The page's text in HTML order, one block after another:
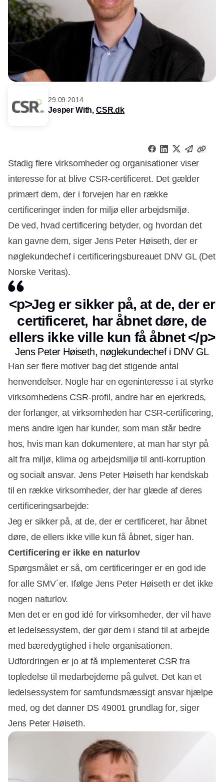
29.09.2014
Jesper With, CSR.dk
Stadig flere virksomheder og organisationer viser
interesse for at blive CSR-certificeret. Det gælder
primært dem, der i forvejen har en række
certificeringer inden for miljø eller arbejdsmiljø.
De ved, hvad certificering betyder, og hvordan det
kan gavne dem, siger Jens Peter Høiseth, der er
nøglekundechef i certificeringsbureauet DNV GL (Det
Norske Veritas).
Annonce
<p>Jeg er sikker på, at de, der er
certificeret, har åbnet døre, de
ellers ikke ville kun få åbnet </p>
Jens Peter Høiseth, nøglekundechef i DNV GL
Han ser flere motiver bag det stigende antal
henvendelser. Nogle har en egeninteresse i at styrke
virksomhedens CSR-profil, andre har en ejerkreds,
der forlanger, at virksomheden har CSR-certificering,
mens andre igen har kunder, som man står bedre
hos, hvis man kan dokumentere, at man har styr på
alt fra miljø, klima og arbejdsmiljø til anti-korruption
og socialt ansvar. Jens Peter Høiseth har kendskab
til en række virksomheder, der har glæde af deres
certificeringsarbejde:
Jeg er sikker på, at de, der er certificeret, har åbnet
døre, de ellers ikke ville kun få åbnet, siger han.
Certificering er ikke en naturlov
Spørgsmålet er så, om certificeringer er en god ide
for alle SMV´er. Ifølge Jens Peter Høiseth er det ikke
nogen naturlov.
Men det er en god idé for virksomheder, der vil have
et ledelsessystem, der gør dem i stand til at arbejde
med bæredygtighed i hele organisationen.
Udfordringen er jo at få implementeret CSR fra
topledelse til medarbejderne på gulvet. Det kan et
ledelsessystem for samfundsmæssigt ansvar hjælpe
med, og det danner DS 49001 grundlag for, siger
Jens Peter Høiseth.